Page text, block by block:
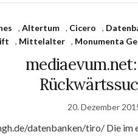
, Altertum , Cicero ,
, Mittelalter , Monumenta
20. Dezember
datenbanken/tiro/ Die im